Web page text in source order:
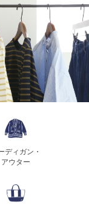
ディガン・
アウター